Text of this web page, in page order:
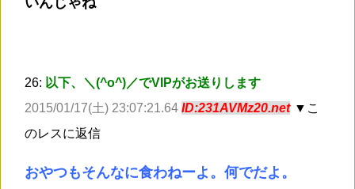
26: 以下、＼(^o^)／でVIPがお送りします
2015/01/17(土) 23:07:21.64 ID:231AVMz20.net ▼こ
のレスに返信
おやつもそんなに食わねーよ。何でだよ。